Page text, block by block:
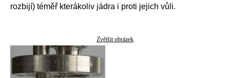
rozbijí) téměř kterákoliv jádra i proti jejich vůli.
Zvětšit obrázek